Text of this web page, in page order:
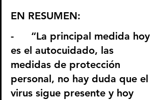
EN RESUMEN:
-	“La principal medida hoy
es el autocuidado, las
medidas de protección
personal, no hay duda que el
virus sigue presente y hoy